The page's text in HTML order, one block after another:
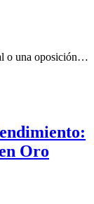
o una oposición…
Oro